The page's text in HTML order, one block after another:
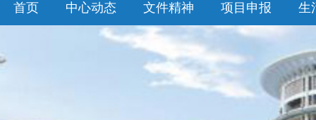
首页 中心动态 文件精神 项目申报 生